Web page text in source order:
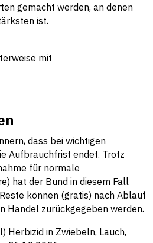
gemacht werden, an denen
ist.
mit
dass bei wichtigen
Aufbrauchfrist endet. Trotz
für normale
hat der Bund in diesem Fall
können (gratis) nach Ablauf
Handel zurückgegeben werden.
Herbizid in Zwiebeln, Lauch,